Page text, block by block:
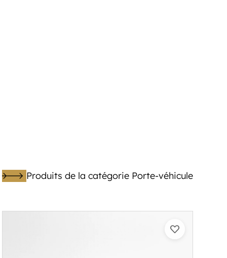
Produits de la catégorie Porte-véhicule